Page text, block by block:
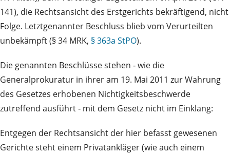
141), die Rechtsansicht des Erstgerichts bekräftigend, nicht
Folge. Letztgenannter Beschluss blieb vom Verurteilten
unbekämpft (§ 34 MRK, § 363a StPO).
Die genannten Beschlüsse stehen ‑ wie die
Generalprokuratur in ihrer am 19. Mai 2011 zur Wahrung
des Gesetzes erhobenen Nichtigkeitsbeschwerde
zutreffend ausführt ‑ mit dem Gesetz nicht im Einklang:
Entgegen der Rechtsansicht der hier befasst gewesenen
Gerichte steht einem Privatankläger (wie auch einem